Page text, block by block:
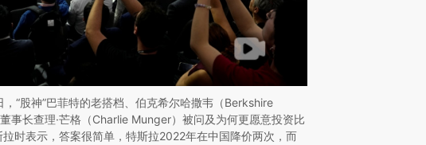
“股神”巴菲特的老搭档、伯克希尔哈撒韦（Berkshire
事长查理·芒格（Charlie Munger）被问及为何更愿意投资比
拉时表示，答案很简单，特斯拉2022年在中国降价两次，而